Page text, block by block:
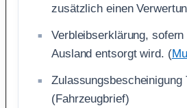
zusätzlich einen
Verbleibserklärung,
Ausland entsorgt wird. (
Zulassungsbescheinigung
(Fahrzeugbrief)